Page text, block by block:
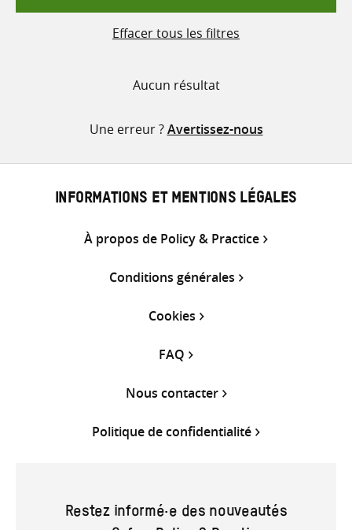
Effacer tous les filtres
Aucun résultat
Une erreur ?Avertissez-nous
INFORMATIONS ET MENTIONS LÉGALES
À propos de Policy & Practice
Conditions générales
Cookies
FAQ
Nous contacter
Politique de confidentialité
Restez informé·e des nouveautés